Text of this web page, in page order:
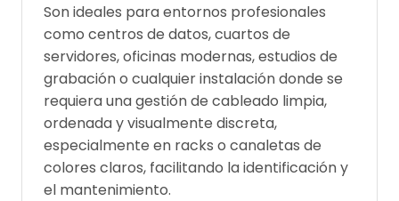
Son ideales para entornos profesionales
como centros de datos, cuartos de
servidores, oficinas modernas, estudios de
grabación o cualquier instalación donde se
requiera una gestión de cableado limpia,
ordenada y visualmente discreta,
especialmente en racks o canaletas de
colores claros, facilitando la identificación y
el mantenimiento.